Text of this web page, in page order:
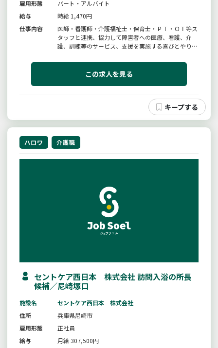
雇用形態
パート・アルバイト
給与
時給 1,470円
仕事内容
医師・看護師・介護福祉士・保育士・ＰＴ・ＯＴ等ス
タッフと連携、協力して障害者への医療、看護、介
護、訓練等のサービス、支援を実施する喜びとやりが
クのある方も歓迎します。◆勤務時間はご希望に合わ
せます◆ＪＲ新三田、相野駅より送迎バスあり
この求人を見る
ハロワ 介護職
セントケア西日本 株式会社 訪問入浴の所長
候補／尼崎塚口
施設名
セントケア西日本 株式会社
住所
兵庫県尼崎市
雇用形態
正社員
給与
月給 307,500円